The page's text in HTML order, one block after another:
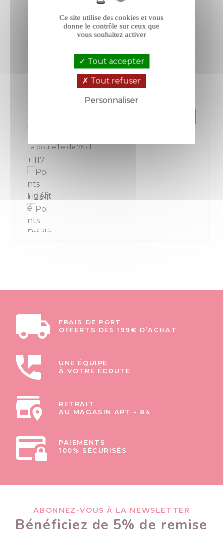
Peyre-Rose Belle Léone rouge 2016
Vin de France
Languedoc-Roussillon
Prix
117,00 €
La bouteille de 75 cl
+ 117
+ 234
FRAIS DE PORT
OFFERTS DÈS 199€ D’ACHAT
UNE ÉQUIPE
À VOTRE ÉCOUTE
RETRAIT
AU MAGASIN APT - 84
PAIEMENTS
100% SÉCURISÉS
ABONNEZ-VOUS À LA NEWSLETTER
Bénéficiez de 5% de remise
Ce site utilise des cookies et vous
donne le contrôle sur ceux que
vous souhaitez activer
Tout accepter
Tout refuser
Personnaliser